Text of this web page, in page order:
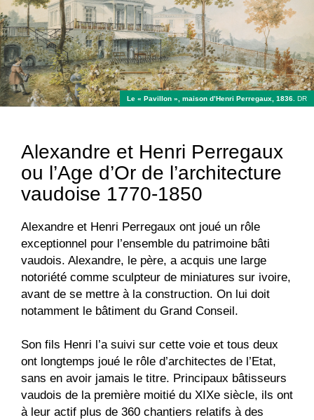
Le « Pavillon », maison d’Henri Perregaux, 1836. DR
Alexandre et Henri Perregaux
ou l’Age d’Or de l’architecture
vaudoise 1770-1850
Alexandre et Henri Perregaux ont joué un rôle
exceptionnel pour l’ensemble du patrimoine bâti
vaudois. Alexandre, le père, a acquis une large
notoriété comme sculpteur de miniatures sur ivoire,
avant de se mettre à la construction. On lui doit
notamment le bâtiment du Grand Conseil.
Son fils Henri l’a suivi sur cette voie et tous deux
ont longtemps joué le rôle d’architectes de l’Etat,
sans en avoir jamais le titre. Principaux bâtisseurs
vaudois de la première moitié du XIXe siècle, ils ont
à leur actif plus de 360 chantiers relatifs à des